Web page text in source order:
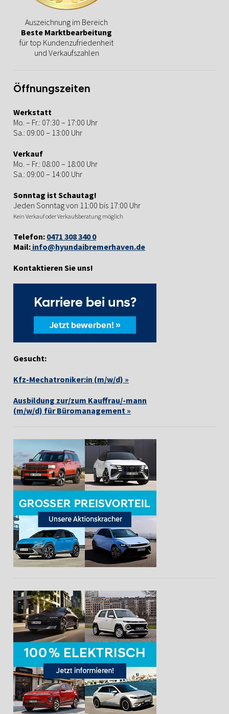
Auszeichnung im Bereich
Beste Marktbearbeitung
für top Kundenzufriedenheit
und Verkaufszahlen
Öffnungszeiten
Werkstatt
Mo. – Fr.: 07:30 – 17:00 Uhr
Sa.: 09:00 – 13:00 Uhr
Verkauf
Mo. – Fr.: 08:00 – 18:00 Uhr
Sa.: 09:00 – 14:00 Uhr
Sonntag ist Schautag!
Jeden Sonntag von 11:00 bis 17:00 Uhr
Kein Verkauf oder Verkaufsberatung möglich
Telefon: 0471 308 340 0
Mail: info@hyundaibremerhaven.de
Kontaktieren Sie uns!
Gesucht:
Kfz-Mechatroniker:in (m/w/d) »
Ausbildung zur/zum Kauffrau/-mann
(m/w/d) für Büromanagement »